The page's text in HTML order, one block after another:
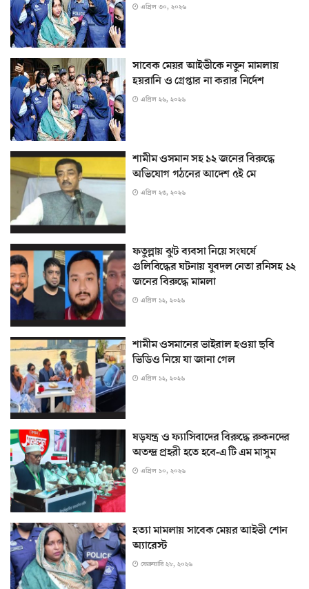
এপ্রিল ৩০, ২০২৬
সাবেক মেয়র আইভীকে নতুন মামলায়
হয়রানি ও গ্রেপ্তার না করার নির্দেশ
এপ্রিল ২৬, ২০২৬
শামীম ওসমান সহ ১২ জনের বিরুদ্ধে
অভিযোগ গঠনের আদেশ ৫ই মে
এপ্রিল ২৩, ২০২৬
ফতুল্লায় ঝুট ব্যবসা নিয়ে সংঘর্ষে
গুলিবিদ্ধের ঘটনায় যুবদল নেতা রনিসহ ১২
জনের বিরুদ্ধে মামলা
এপ্রিল ১২, ২০২৬
শামীম ওসমানের ভাইরাল হওয়া ছবি
ভিডিও নিয়ে যা জানা গেল
এপ্রিল ১২, ২০২৬
ষড়যন্ত্র ও ফ্যাসিবাদের বিরুদ্ধে রুকনদের
অতন্দ্র প্রহরী হতে হবে-এ টি এম মাসুম
এপ্রিল ১০, ২০২৬
হত্যা মামলায় সাবেক মেয়র আইভী শোন
অ্যারেস্ট
ফেব্রুয়ারি ২৮, ২০২৬